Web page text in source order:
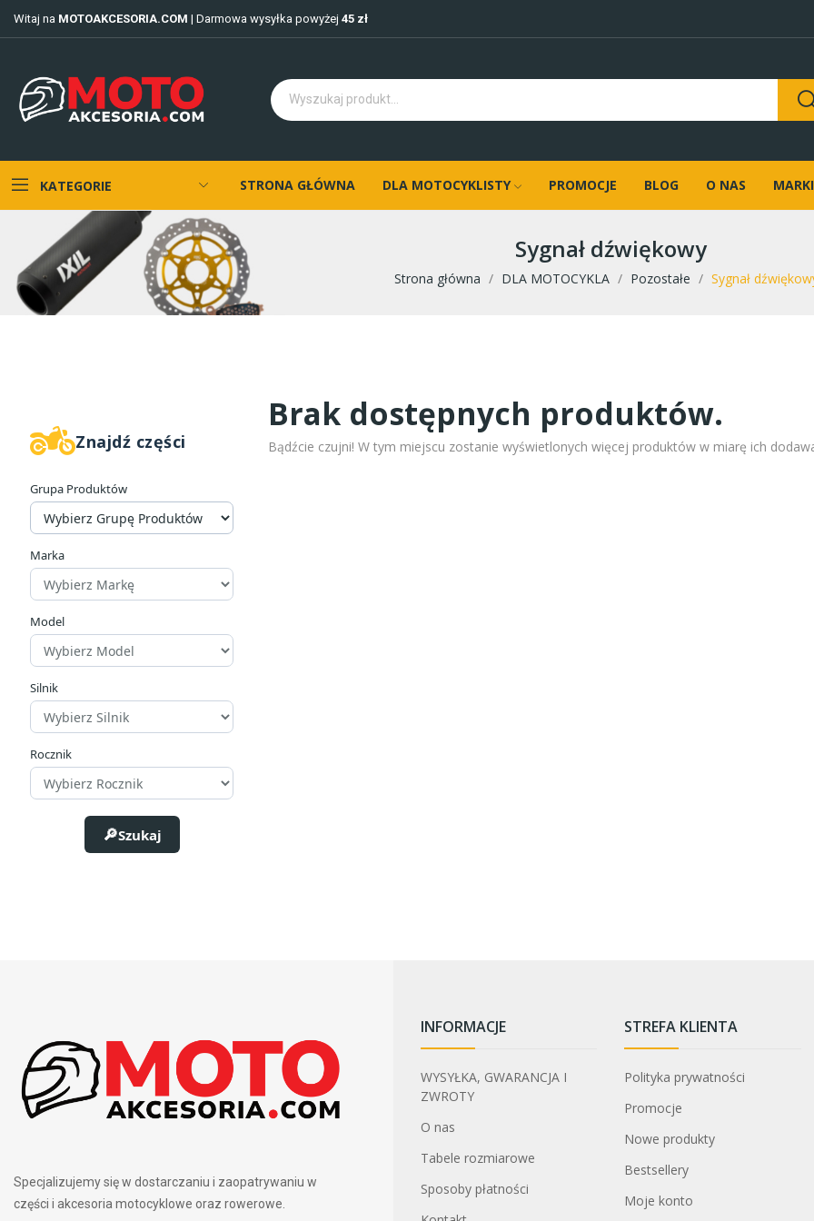
Witaj na MOTOAKCESORIA.COM | Darmowa wysyłka powyżej 45 zł
KATEGORIE STRONA GŁÓWNA DLA MOTOCYKLISTY PROMOCJE BLOG O NAS MARKI
Sygnał dźwiękowy
Strona główna DLA MOTOCYKLA Pozostałe Sygnał
Znajdź części
Grupa Produktów
Marka
Model
Silnik
Rocznik
Szukaj
Brak dostępnych produktów.
Bądźcie czujni! W tym miejscu zostanie wyświetlonych więcej produktów w miarę ich
Specjalizujemy się w dostarczaniu i zaopatrywaniu w
części i akcesoria motocyklowe oraz rowerowe.
INFORMACJE
WYSYŁKA, GWARANCJA I
ZWROTY
O nas
Tabele rozmiarowe
Sposoby płatności
STREFA KLIENTA
Polityka prywatności
Promocje
Nowe produkty
Bestsellery
Moje konto